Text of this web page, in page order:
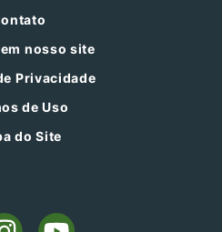
nosso site
Privacidade
de Uso
do Site